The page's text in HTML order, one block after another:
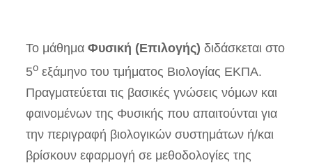
Το μάθημαΦυσική (Επιλογής) διδάσκεται στο
5ο εξάμηνο του τμήματος Βιολογίας ΕΚΠΑ.
Πραγματεύεται τις βασικές γνώσεις νόμων και
φαινομένων της Φυσικής που απαιτούνται για
την περιγραφή βιολογικών συστημάτων ή/και
βρίσκουν εφαρμογή σε μεθοδολογίες της